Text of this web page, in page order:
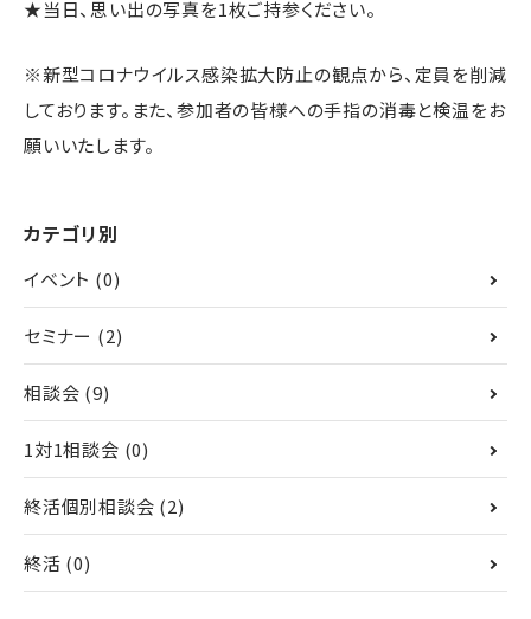
★当日、思い出の写真を1枚ご持参ください。
※新型コロナウイルス感染拡大防止の観点から、定員を削減
しております。また、参加者の皆様への手指の消毒と検温をお
願いいたします。
カテゴリ別
イベント (0)
セミナー (2)
相談会 (9)
1対1相談会 (0)
終活個別相談会 (2)
終活 (0)